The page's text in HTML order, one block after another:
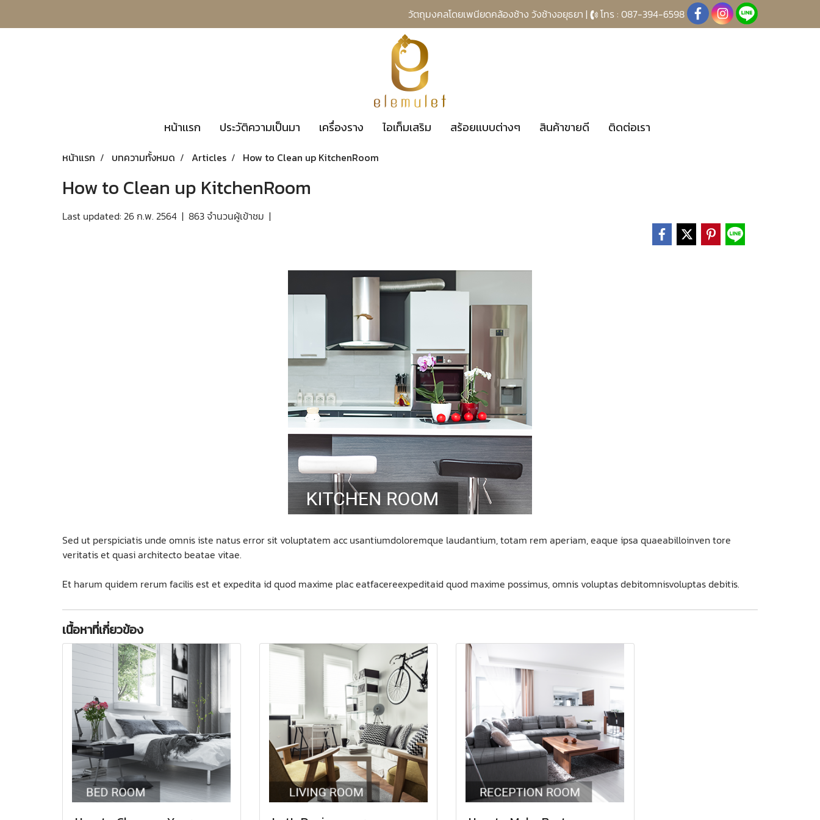
วัตถุมงคลโดยเพนียดคล้องช้าง วังช้างอยุธยา | โทร : 087-394-6598
หน้าเเรก ประวัติความเป็นมา เครื่องราง ไอเท็มเสริม สร้อยเเบบต่างๆ สินค้าขายดี ติดต่อเรา
หน้าแรก บทความทั้งหมด Articles How to Clean up KitchenRoom
How to Clean up KitchenRoom
Last updated: 26 ก.พ. 2564 | 863 จำนวนผู้เข้าชม |
Sed ut perspiciatis unde omnis iste natus error sit voluptatem acc usantiumdoloremque laudantium, totam rem aperiam, eaque ipsa quaeabilloinven tore
veritatis et quasi architecto beatae vitae.
Et harum quidem rerum facilis est et expedita id quod maxime plac eatfacereexpeditaid quod maxime possimus, omnis voluptas debitomnisvoluptas debitis.
เนื้อหาที่เกี่ยวข้อง